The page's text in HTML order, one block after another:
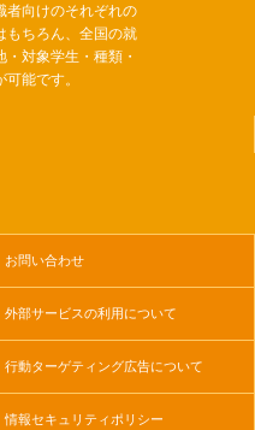
者向けのそれぞれの
もちろん、全国の就
対象学生・種類・
能です。
お問い合わせ
外部サービスの利用について
行動ターゲティング広告について
情報セキュリティポリシー